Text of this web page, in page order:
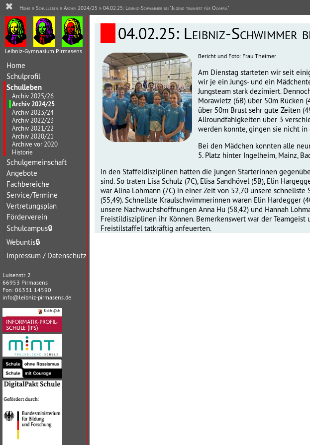
Leibniz-Gymnasium Pirmasens
Home
Schulprofil
Schulleben
Archiv 2025/26
Archiv 2024/25
Archiv 2023/24
Archiv 2022/23
Archiv 2021/22
Archiv 2020/21
Archive vor 2020
Historie
Schulgemeinschaft
Angebote
Fachbereiche
Service/Termine
Vertretungsplan
Förderverein
Schulcampus🔒
Webuntis🔒
Impressum / Datenschutz
Luisenstr. 2
66953 Pirmasens
Fon: 06331 14590
info@leibniz-pirmasens.de
04.02.25: Leibniz-Schwimmer
Bericht und Foto: Frau Theimer
Am Dienstag starteten wir seit
wir je ein Jungs- und ein
Jungsteam stark dezimiert.
Morawietz (6B) über 50m Rücken
über 50m Brust sehr gute Zeiten
Allroundfähigkeiten über 3
werden konnte, gingen sie nicht
Bei den Mädchen konnten alle
5. Platz hinter Ingelheim, Mainz,
In den Staffeldisziplinen hatten die jungen Starterinnen
sind. So traten Lisa Schulz (7C), Elisa Sandhövel (5B), Elin
war Alina Lohmann (7C) in einer Zeit von 52,70 unsere
(55,49). Schnellste Kraulschwimmerinnen waren Elin Hardegger
unsere Nachwuchshoffnungen Anna Hu (58,42) und Hannah
Freistildisziplinen ihr Können. Bemerkenswert war der
Freistilstaffel tatkräftig anfeuerten.
✖ Home » Schulleben » Archiv 2024/25 » 04.02.25: Leibniz-Schwimmer bei "Jugend trainiert für Olympia"